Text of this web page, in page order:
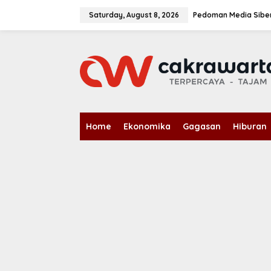
Saturday, August 8, 2026 Pedoman Media
Home Ekonomika Gagasan Hiburan